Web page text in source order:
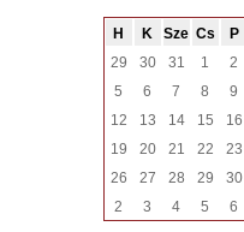
H K Sze Cs P
29
30 31 1 2
5
6 7 8 9
12
13 14 15 16
19
20 21 22 23
26
27 28 29 30
2
3 4 5 6